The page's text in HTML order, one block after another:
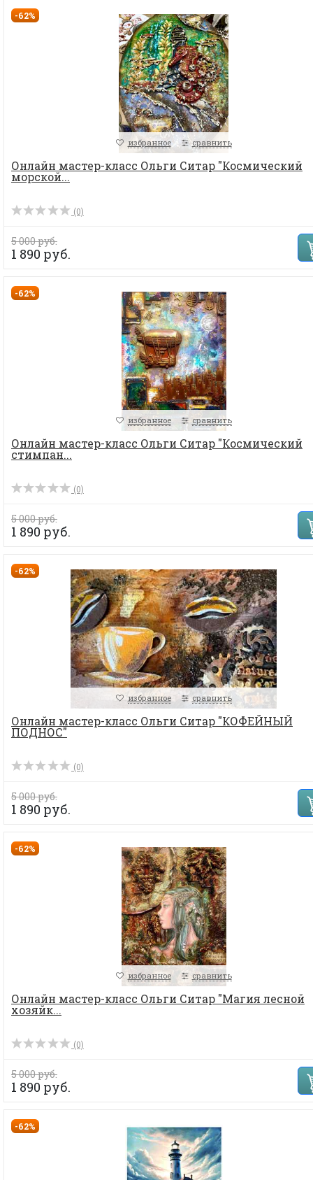
-62%
избранное сравнить
Онлайн мастер-класс Ольги Ситар "Космический
морской...
(0)
5 000 руб.
1 890 руб.
-62%
избранное сравнить
Онлайн мастер-класс Ольги Ситар "Космический
стимпан...
(0)
5 000 руб.
1 890 руб.
-62%
избранное сравнить
Онлайн мастер-класс Ольги Ситар "КОФЕЙНЫЙ
ПОДНОС"
(0)
5 000 руб.
1 890 руб.
-62%
избранное сравнить
Онлайн мастер-класс Ольги Ситар "Магия лесной
хозяйк...
(0)
5 000 руб.
1 890 руб.
-62%